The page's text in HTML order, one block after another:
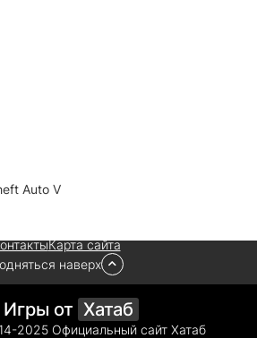
Auto V
Director's Cut v.1053.8.1023.1614
(2024)
Карта сайта
наверх
Игры от Хатаб
2025 Официальный сайт Хатаб